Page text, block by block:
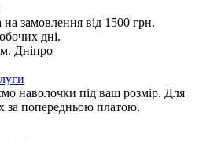
замовлення від 1500 грн.
дні.
Дніпро
наволочки під ваш розмір. Для
за попередньою платою.